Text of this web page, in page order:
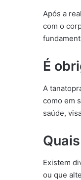
Após a
com o
É
A
como em
saúde,
Existem
ou que